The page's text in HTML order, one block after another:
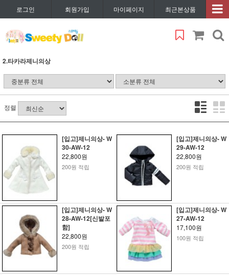
로그인 회원가입 마이페이지 최근본상품
2.타카라제니의상
정렬
[입고]제니의상- W
30-AW-12
22,800원
200원 적립
[입고]제니의상- W
29-AW-12
22,800원
200원 적립
[입고]제니의상- W
28-AW-12[신발포
함]
22,800원
200원 적립
[입고]제니의상- W
27-AW-12
17,100원
100원 적립